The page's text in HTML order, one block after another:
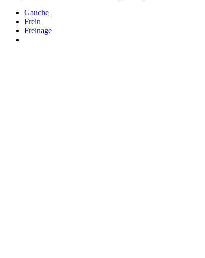
Gauche
Frein
Freinage